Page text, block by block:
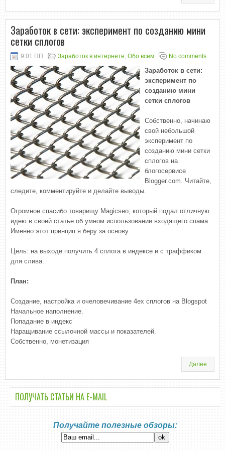
Заработок в сети: эксперимент по созданию мини
сетки сплогов
9:01 ПП Заработок в интернете, Обо всем No comments
Заработок в сети:
эксперимент по
созданию мини
сетки сплогов
Собственно, начинаю
свой небольшой
эксперимент по
созданию мини сетки
сплогов на
блогосервисе
Blogger.com. Читайте,
следите, комментируйте и делайте выводы.
Огромное спасибо товарищу Magicseo, который подал отличную
идею в своей статье об умном использовании входящего спама.
Именно этот принцип я беру за основу.
Цель: на выходе получить 4 сплога в индексе и с траффиком
для слива.
План:
Создание, настройка и очеловечивание 4ех сплогов на Blogspot
Начальное наполнение.
Попадание в индекс
Наращивание ссылочной массы и показателей.
Собственно, монетизация
Далее
ПОЛУЧАТЬ СТАТЬИ НА E-MАIL
Получайте полезные обзоры: